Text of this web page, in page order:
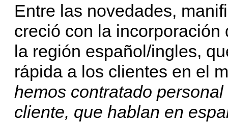
Entre las novedades,
creció con la
la región español/ingles,
rápida a los clientes en el
hemos contratado
cliente, que hablan en